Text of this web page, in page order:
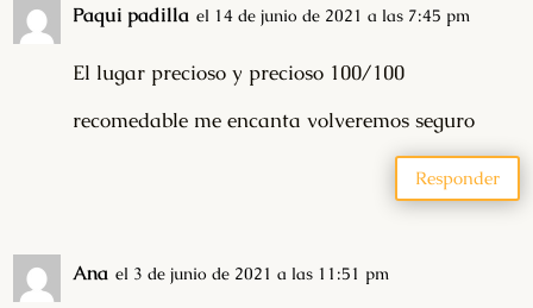
Paqui padilla el 14 de junio de 2021 a las 7:45 pm
El lugar precioso y precioso 100/100
recomedable me encanta volveremos seguro
Responder
Ana el 3 de junio de 2021 a las 11:51 pm